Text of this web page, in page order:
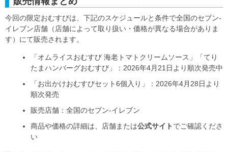
今回の限定おむすびは、下記のスケジュールと条件で全国のセブン‐
イレブン店舗（店舗によって取り扱い・価格が異なる場合がありま
す）にて販売されます。
「オムライスおむすび 海老トマトクリームソース」「てり
たまハンバーグおむすび」：2026年4月21日より順次発売中
「お出かけおむすびセット6個入り」：2026年4月28日より
順次発売
販売店舗：全国のセブン‐イレブン
商品や価格の詳細は、店舗または公式サイト でご確認くださ
い